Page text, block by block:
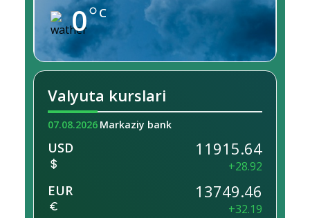
0 C
Valyuta kurslari
07.08.2026 Markaziy bank
USD 11915.64
+28.92
EUR 13749.46
+32.19